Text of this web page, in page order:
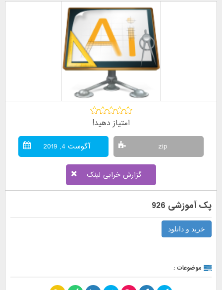
امتیاز دهید!
zip آگوست 4, 2019
گزارش خرابی لینک
پک آموزشی 926
خرید و دانلود
موضوعات :